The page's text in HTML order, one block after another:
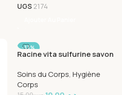
UGS 2174
-33%
Racine vita sulfurine savon
Soins du Corps, Hygiène
Corps